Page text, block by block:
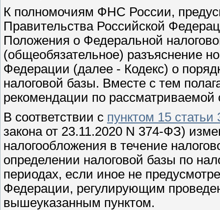
К полномочиям ФНС России,
Правительства Российской
Положения о Федеральной
(общеобязательное) разъяснение
Федерации (далее - Кодекс) о
налоговой базы. Вместе с тем
рекомендации по рассматриваемой
В соответствии с пунктом 15 статьи
закона от 23.11.2020 N 374-ФЗ)
налогообложения в течение
определении налоговой базы по
периодах, если иное не
Федерации, регулирующим
вышеуказанным пунктом.